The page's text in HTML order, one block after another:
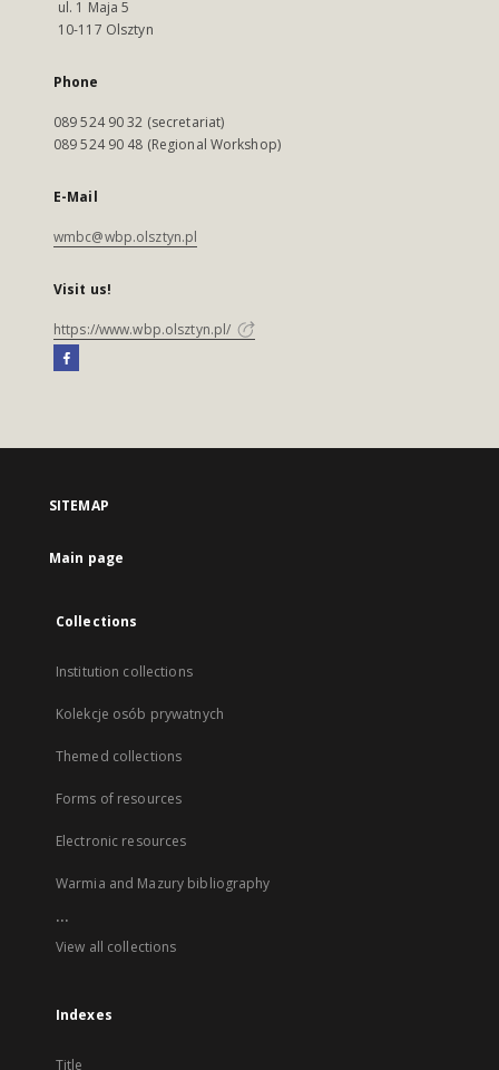
ul. 1 Maja 5
10-117 Olsztyn
Phone
089 524 90 32 (secretariat)
089 524 90 48 (Regional Workshop)
E-Mail
wmbc@wbp.olsztyn.pl
Visit us!
https://www.wbp.olsztyn.pl/
SITEMAP
Main page
Collections
Institution collections
Kolekcje osób prywatnych
Themed collections
Forms of resources
Electronic resources
Warmia and Mazury bibliography
...
View all collections
Indexes
Title